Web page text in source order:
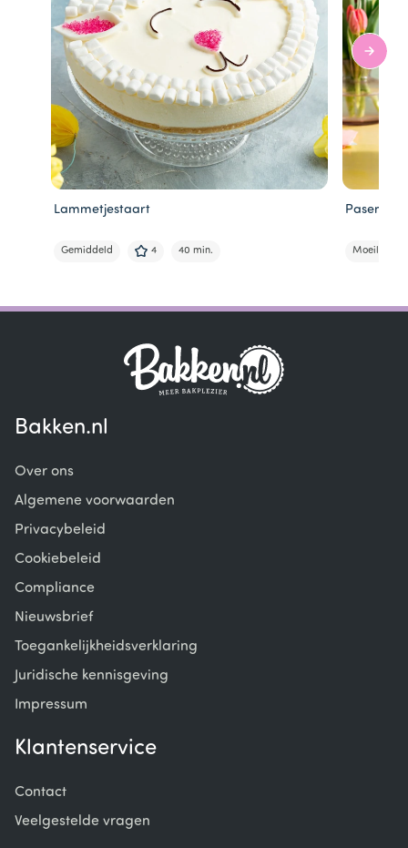
Lammetjestaart
Gemiddeld 4 40 min.
Pasen
Moeilijk
1
Bakken.nl
Over ons
Algemene voorwaarden
Privacybeleid
Cookiebeleid
Compliance
Nieuwsbrief
Toegankelijkheidsverklaring
Juridische kennisgeving
Impressum
Klantenservice
Contact
Veelgestelde vragen